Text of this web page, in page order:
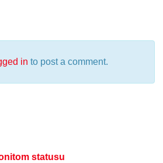
in to post a comment.
statusu